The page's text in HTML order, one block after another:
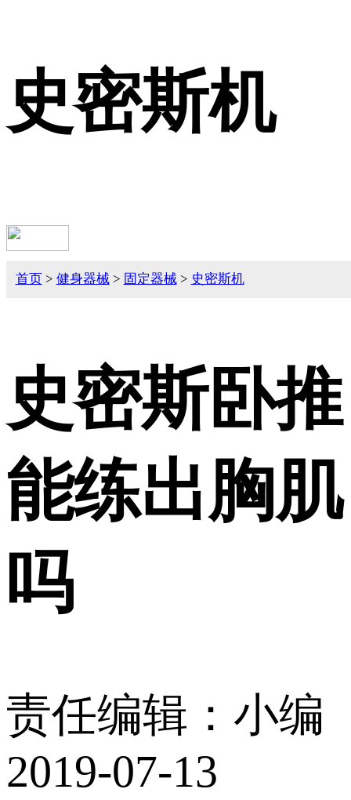
史密斯机
首页 > 健身器械> 固定器械> 史密斯机
史密斯卧推
能练出胸肌
吗
责任编辑：小编
2019-07-13